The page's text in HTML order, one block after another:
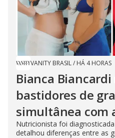
VANITY BRASIL/ HÁ 4 HORAS
Bianca
bastidores de
simultânea com
Nutricionista foi
detalhou diferenças entre as